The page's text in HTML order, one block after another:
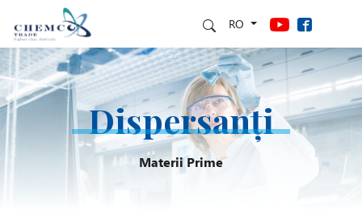
RO
Dispersanți
Materii Prime